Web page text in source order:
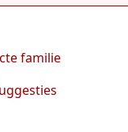
familie